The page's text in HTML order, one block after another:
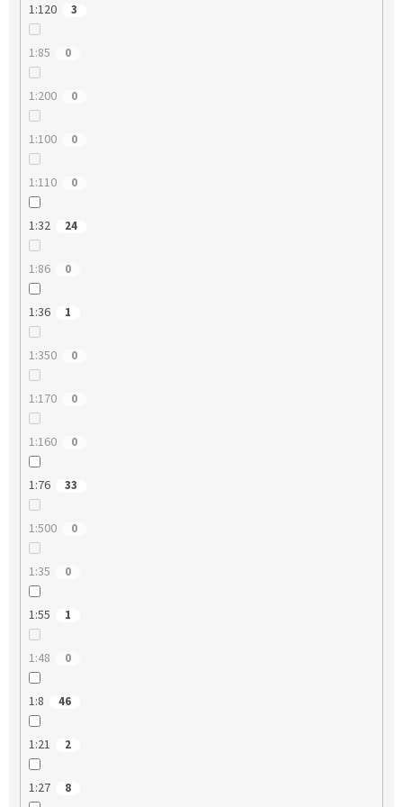
1:120 3
1:85 0
1:200 0
1:100 0
1:110 0
1:32 24
1:86 0
1:36 1
1:350 0
1:170 0
1:160 0
1:76 33
1:500 0
1:35 0
1:55 1
1:48 0
1:8 46
1:21 2
1:27 8